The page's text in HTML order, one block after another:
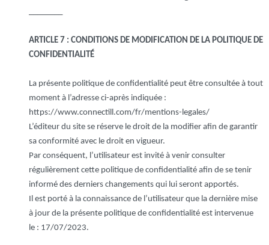
ARTICLE 7 : CONDITIONS DE MODIFICATION DE LA POLITIQUE DE
CONFIDENTIALITÉ
La présente politique de confidentialité peut être consultée à tout
moment à l’adresse ci-après indiquée :
https://www.connectill.com/fr/mentions-legales/
L’éditeur du site se réserve le droit de la modifier afin de garantir
sa conformité avec le droit en vigueur.
Par conséquent, l’utilisateur est invité à venir consulter
régulièrement cette politique de confidentialité afin de se tenir
informé des derniers changements qui lui seront apportés.
Il est porté à la connaissance de l’utilisateur que la dernière mise
à jour de la présente politique de confidentialité est intervenue
le : 17/07/2023.